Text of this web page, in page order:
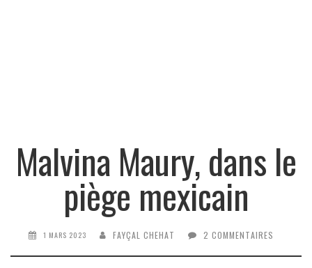
Malvina Maury, dans le
piège mexicain
1 MARS 2023 FAYÇAL CHEHAT 2 COMMENTAIRES